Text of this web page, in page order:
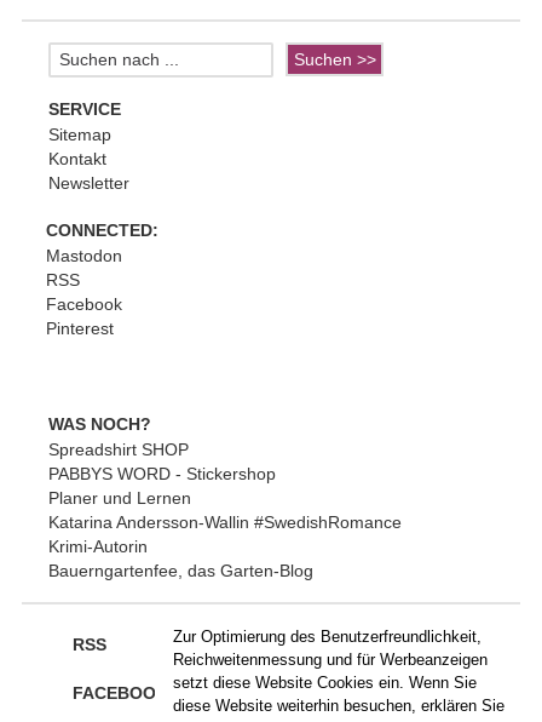
Zur Optimierung des Benutzerfreundlichkeit,
Reichweitenmessung und für Werbeanzeigen
setzt diese Website Cookies ein. Wenn Sie
diese Website weiterhin besuchen, erklären Sie
SERVICE
Sitemap
Kontakt
Newsletter
CONNECTED:
Mastodon
RSS
Facebook
Pinterest
WAS NOCH?
Spreadshirt SHOP
PABBYS WORD - Stickershop
Planer und Lernen
Katarina Andersson-Wallin #SwedishRomance
Krimi-Autorin
Bauerngartenfee, das Garten-Blog
RSS
FACEBOOK